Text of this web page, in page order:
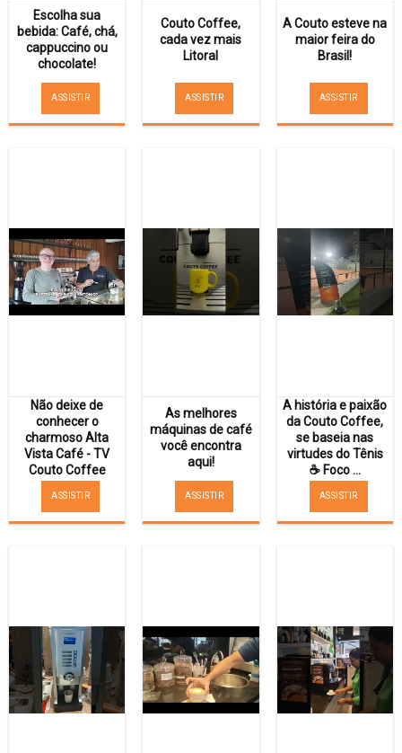
Escolha sua
bebida: Café, chá,
cappuccino ou
chocolate!
ASSISTIR
Couto Coffee,
cada vez mais
Litoral
ASSISTIR
A Couto esteve na
maior feira do
Brasil!
ASSISTIR
Não deixe de
conhecer o
charmoso Alta
Vista Café - TV
Couto Coffee
ASSISTIR
As melhores
máquinas de café
você encontra
aqui!
ASSISTIR
A história e paixão
da Couto Coffee,
se baseia nas
virtudes do Tênis
☕ Foco ...
ASSISTIR